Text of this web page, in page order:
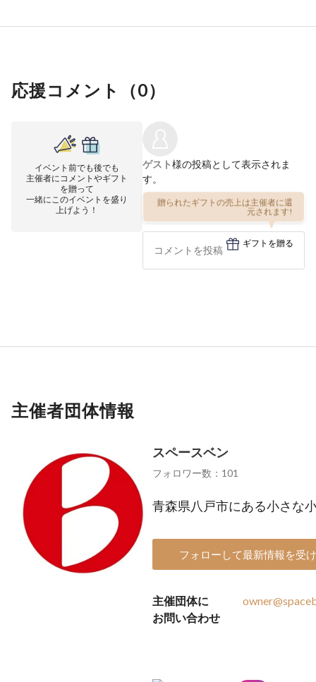
応援コメント（0）
イベント前でも後でも
主催者にコメントやギフト
を贈って
一緒にこのイベントを盛り
上げよう！
ゲスト様の投稿として表示されま
す。
贈られたギフトの売上は主催者に還
元されます!
ギフトを贈る
主催者団体情報
スペースベン
フォロワー数：101
青森県八戸市にある小さな
フォローして最新情報を受
主催団体に
お問い合わせ